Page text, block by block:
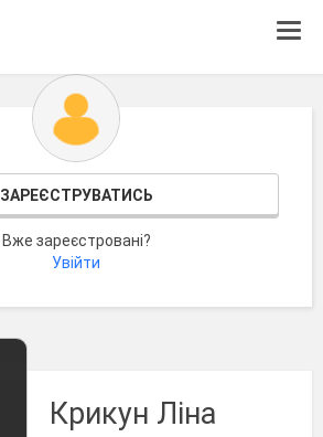
ЗАРЕЄСТРУВАТИСЬ
Вже зареєстровані?
Увійти
Крикун Ліна